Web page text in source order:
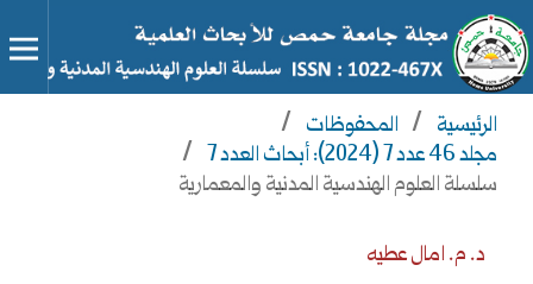
الرئيسية / المحفوظات /
مجلد 46 عدد 7 (2024): أبحاث العدد 7
/
سلسلة العلوم الهندسية المدنية والمعمارية
د. م. امال عطيه